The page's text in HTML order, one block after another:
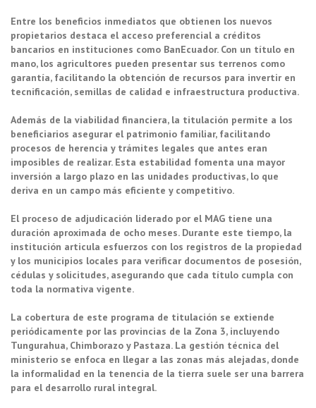
Entre los beneficios inmediatos que obtienen los nuevos
propietarios destaca el acceso preferencial a créditos
bancarios en instituciones como BanEcuador. Con un título en
mano, los agricultores pueden presentar sus terrenos como
garantía, facilitando la obtención de recursos para invertir en
tecnificación, semillas de calidad e infraestructura productiva.
Además de la viabilidad financiera, la titulación permite a los
beneficiarios asegurar el patrimonio familiar, facilitando
procesos de herencia y trámites legales que antes eran
imposibles de realizar. Esta estabilidad fomenta una mayor
inversión a largo plazo en las unidades productivas, lo que
deriva en un campo más eficiente y competitivo.
El proceso de adjudicación liderado por el MAG tiene una
duración aproximada de ocho meses. Durante este tiempo, la
institución articula esfuerzos con los registros de la propiedad
y los municipios locales para verificar documentos de posesión,
cédulas y solicitudes, asegurando que cada título cumpla con
toda la normativa vigente.
La cobertura de este programa de titulación se extiende
periódicamente por las provincias de la Zona 3, incluyendo
Tungurahua, Chimborazo y Pastaza. La gestión técnica del
ministerio se enfoca en llegar a las zonas más alejadas, donde
la informalidad en la tenencia de la tierra suele ser una barrera
para el desarrollo rural integral.